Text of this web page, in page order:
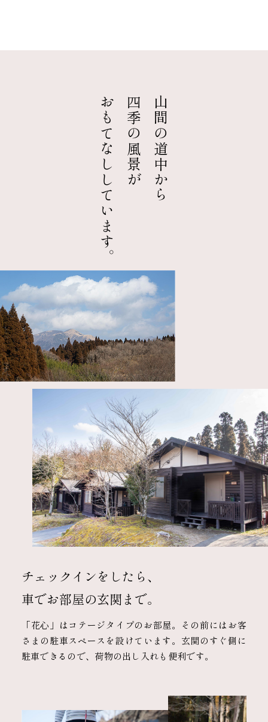
山間の道中から
四季の風景が
おもてなししています。
チェックインをしたら、
車でお部屋の玄関まで。
「花心」はコテージタイプのお部屋。その前にはお客
さまの駐車スペースを設けています。玄関のすぐ側に
駐車できるので、荷物の出し入れも便利です。